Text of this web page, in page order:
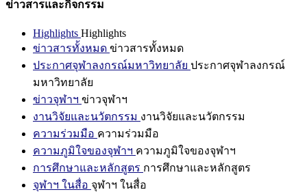
ข่าวสารและกิจกรรม
Highlights Highlights
ข่าวสารทั้งหมด ข่าวสารทั้งหมด
ประกาศจุฬาลงกรณ์มหาวิทยาลัย ประกาศจุฬาลงกรณ์
มหาวิทยาลัย
ข่าวจุฬาฯ ข่าวจุฬาฯ
งานวิจัยและนวัตกรรม งานวิจัยและนวัตกรรม
ความร่วมมือ ความร่วมมือ
ความภูมิใจของจุฬาฯ ความภูมิใจของจุฬาฯ
การศึกษาและหลักสูตร การศึกษาและหลักสูตร
จุฬาฯ ในสื่อ จุฬาฯ ในสื่อ